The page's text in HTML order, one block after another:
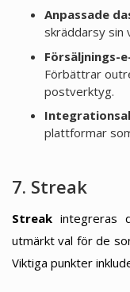
Anpassade
skräddarsy sin
Försäljnings-
Förbättrar
postverktyg.
plattformar
7. Streak
Streak integreras
utmärkt val för de
Viktiga punkter